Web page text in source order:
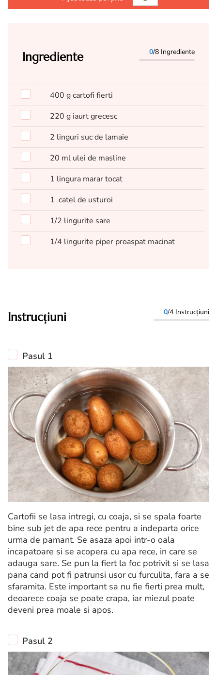
Ingrediente 0/8 Ingrediente
400 gcartofi fierti
220 g iaurt grecesc
2 linguri suc de lamaie
20 ml ulei de masline
1 lingura marar tocat
1 catel de usturoi
1/2 lingurite sare
1/4 lingurite piper proaspat macinat
Instrucțiuni 0/4 Instrucțiuni
Pasul 1
Cartofii se lasa intregi, cu coaja, si se spala foarte
bine sub jet de apa rece pentru a indeparta orice
urma de pamant. Se asaza apoi intr-o oala
incapatoare si se acopera cu apa rece, in care se
adauga sare. Se pun la fiert la foc potrivit si se lasa
pana cand pot fi patrunsi usor cu furculita, fara a se
sfaramita. Este important sa nu fie fierti prea mult,
deoarece coaja se poate crapa, iar miezul poate
deveni prea moale si apos.
Pasul 2